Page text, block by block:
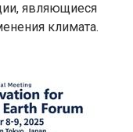
являющиеся
климата.